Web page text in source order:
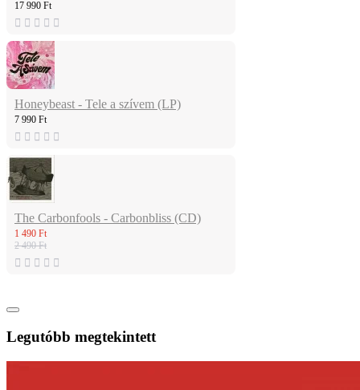
17 990 Ft
Honeybeast - Tele a szívem (LP)
7 990 Ft
The Carbonfools - Carbonbliss (CD)
1 490 Ft
2 490 Ft
Legutóbb megtekintett